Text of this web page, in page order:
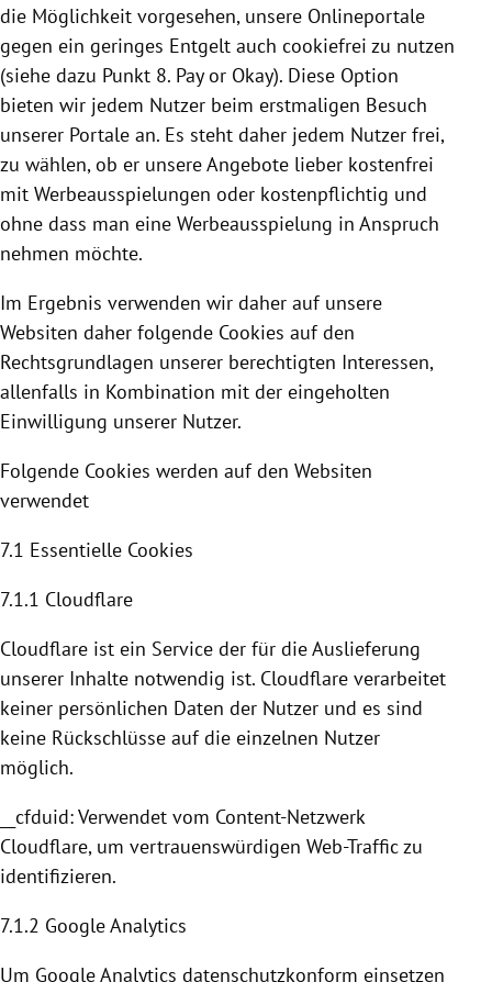
die Möglichkeit vorgesehen, unsere Onlineportale
gegen ein geringes Entgelt auch cookiefrei zu nutzen
(siehe dazu Punkt 8. Pay or Okay). Diese Option
bieten wir jedem Nutzer beim erstmaligen Besuch
unserer Portale an. Es steht daher jedem Nutzer frei,
zu wählen, ob er unsere Angebote lieber kostenfrei
mit Werbeausspielungen oder kostenpflichtig und
ohne dass man eine Werbeausspielung in Anspruch
nehmen möchte.
Im Ergebnis verwenden wir daher auf unsere
Websiten daher folgende Cookies auf den
Rechtsgrundlagen unserer berechtigten Interessen,
allenfalls in Kombination mit der eingeholten
Einwilligung unserer Nutzer.
Folgende Cookies werden auf den Websiten
verwendet
7.1 Essentielle Cookies
7.1.1 Cloudflare
Cloudflare ist ein Service der für die Auslieferung
unserer Inhalte notwendig ist. Cloudflare verarbeitet
keiner persönlichen Daten der Nutzer und es sind
keine Rückschlüsse auf die einzelnen Nutzer
möglich.
__cfduid: Verwendet vom Content-Netzwerk
Cloudflare, um vertrauenswürdigen Web-Traffic zu
identifizieren.
7.1.2 Google Analytics
Um Google Analytics datenschutzkonform einsetzen